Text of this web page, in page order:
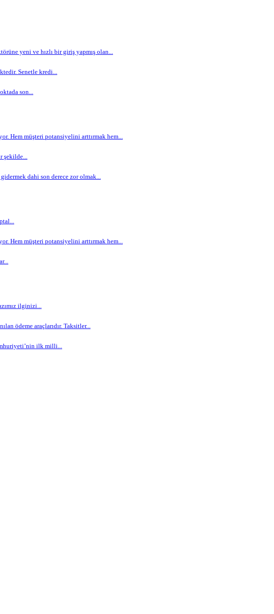
yeni ve hızlı bir giriş yapmış olan...
Senetle kredi...
son...
Hem müşteri potansiyelini arttırmak hem...
şekilde...
dahi son derece zor olmak...
Hem müşteri potansiyelini arttırmak hem...
ilginizi...
ödeme araçlarıdır. Taksitler...
ilk milli...